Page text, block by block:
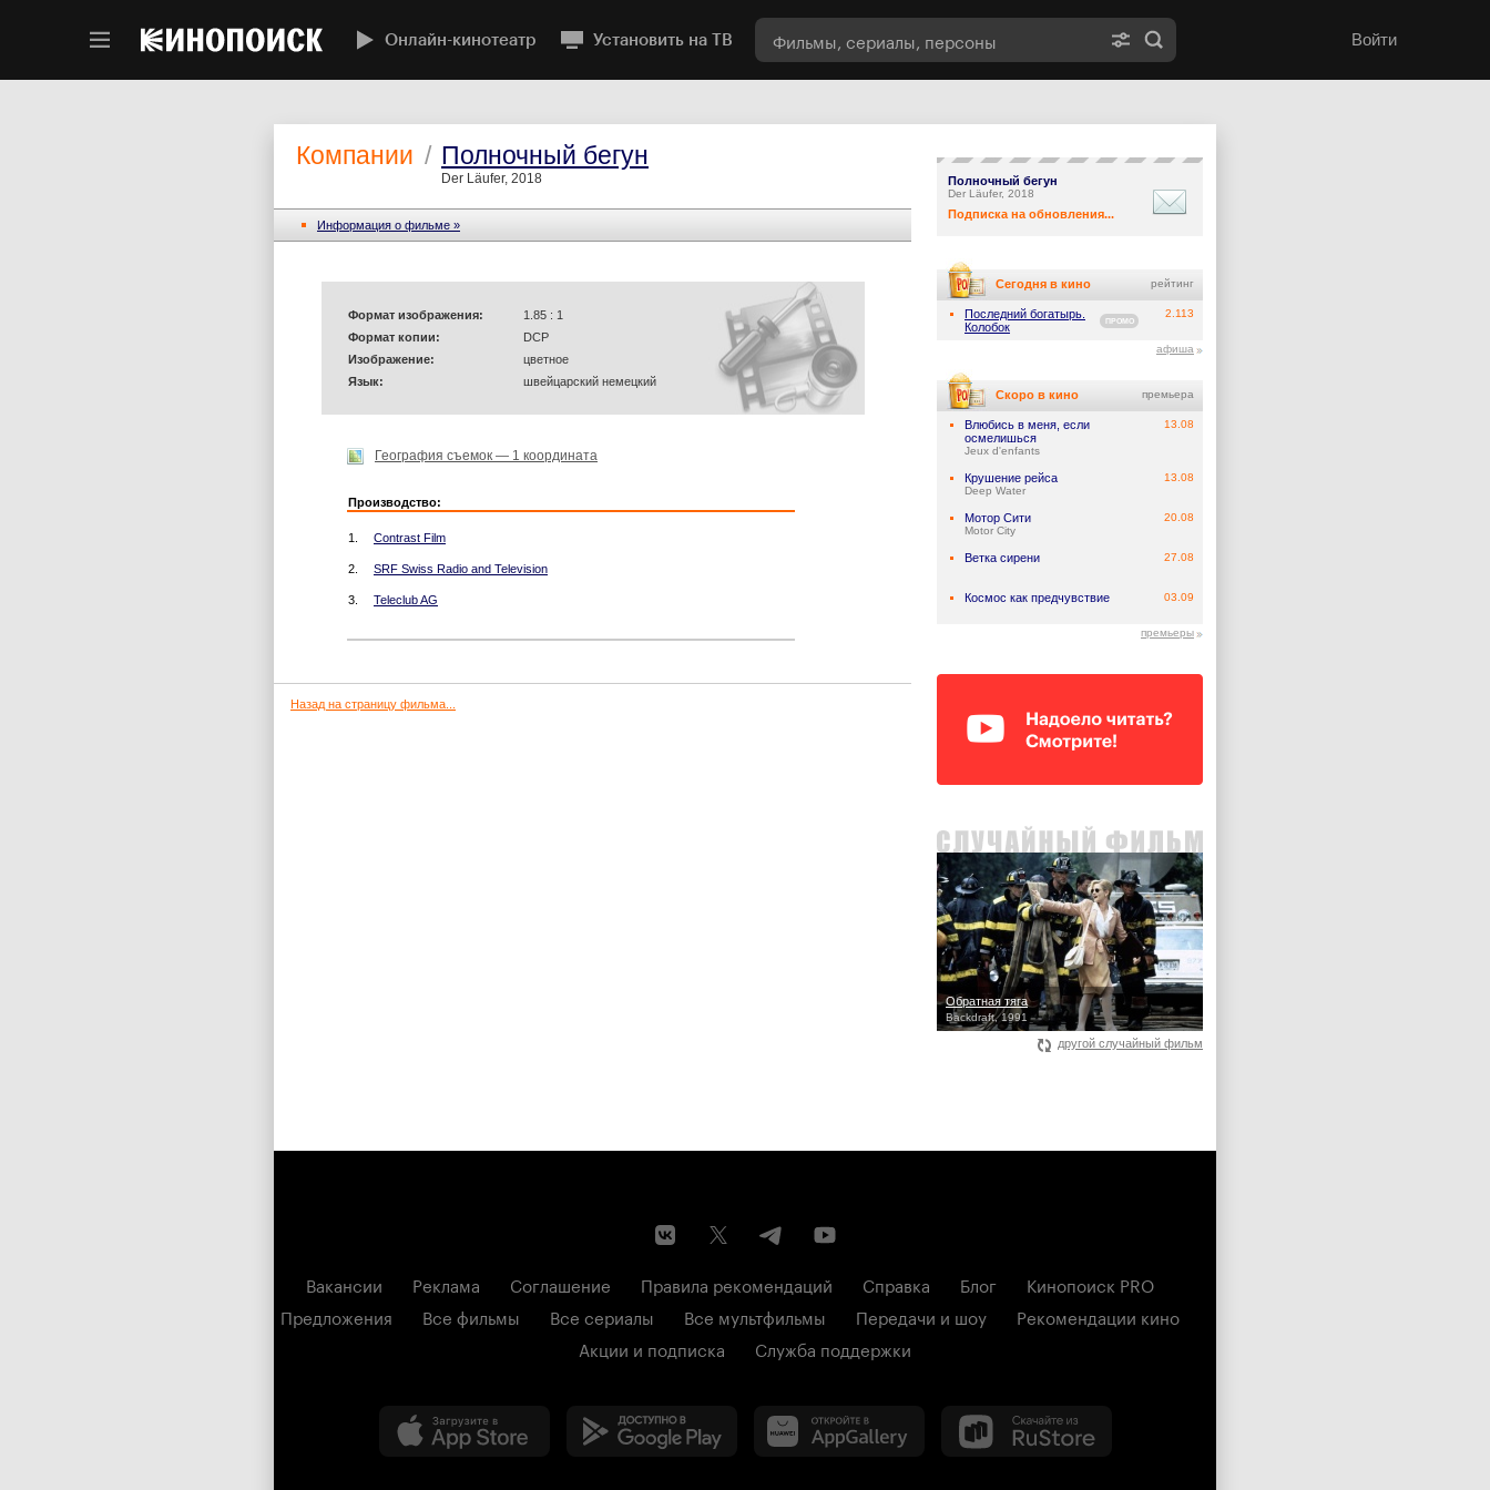
Онлайн-кинотеатр Установить на ТВ Войти
Компании / Полночный бегун
Der Läufer, 2018
Информация o фильме »
Формат изображения:
1.85 : 1
Формат копии:
DCP
Изображение:
цветное
Язык:
швейцарский немецкий
География съемок — 1 координата
Производство:
1. Contrast Film
2. SRF Swiss Radio and Television
3. Teleclub AG
Назад на страницу фильма...
Полночный бегун
Der Läufer, 2018
Подписка на обновления...
Сегодня в кино рейтинг
Последний богатырь.
Колобок
ПРОМО
2.113
афиша
Скоро в кино премьера
Влюбись в меня, если
осмелишься
Jeux d'enfants
13.08
Крушение рейса
Deep Water
13.08
Мотор Сити
Motor City
20.08
Ветка сирени 27.08
Космос как предчувствие 03.09
премьеры
Обратная тяга
Backdraft, 1991
другой случайный фильм
Вакансии Реклама Соглашение Правила рекомендаций Справка Блог
Кинопоиск PRO
Предложения
Все фильмы Все сериалы Все мультфильмы Передачи и шоу
Рекомендации кино
Акции и подписка
Служба поддержки